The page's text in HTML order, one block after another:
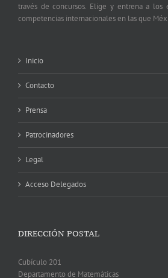
través de concursos. Elige y entrena a los
competencias internacionales en las que
Inicio
Contacto
Prensa
Patrocinadores
Legal
Acceso Delegados
DIRECCIÓN POSTAL
Cubículo 201
Departamento de Matemáticas